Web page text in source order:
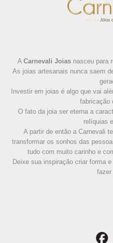
A Carnevali Joiasnasceu para
As joias artesanais nunca saem
Investir em joias é algo que vai
fabricação
O fato da joia ser eterna a
relíquias
A partir de então a Carnevali
transformar os sonhos das
tudo com muito carinho e
Deixe sua inspiração criar forma